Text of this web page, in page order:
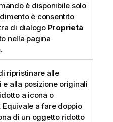
è disponibile solo
è consentito
di dialogo Proprietà
nella pagina
.
ripristinare alle
e alla posizione originali
a icona o
Equivale a fare doppio
di un oggetto ridotto